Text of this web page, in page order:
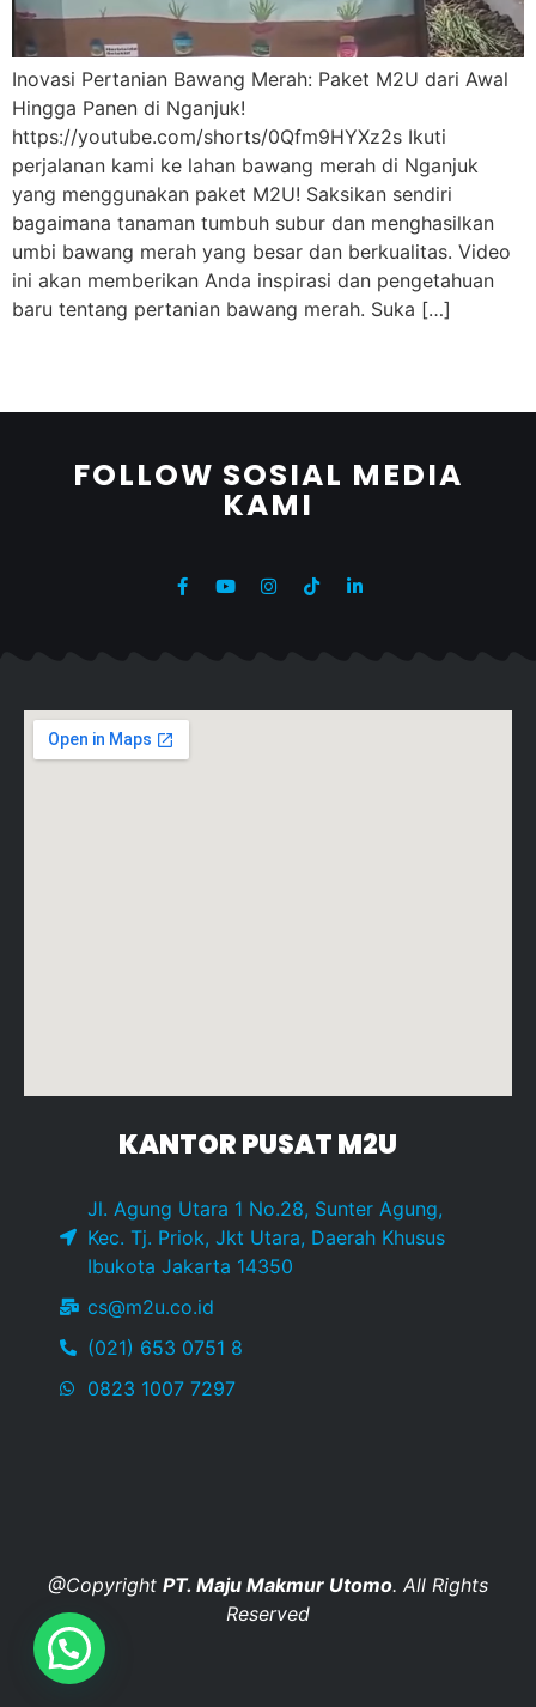
Inovasi Pertanian Bawang Merah: Paket M2U dari Awal
Hingga Panen di Nganjuk!
https://youtube.com/shorts/0Qfm9HYXz2s Ikuti
perjalanan kami ke lahan bawang merah di Nganjuk
yang menggunakan paket M2U! Saksikan sendiri
bagaimana tanaman tumbuh subur dan menghasilkan
umbi bawang merah yang besar dan berkualitas. Video
ini akan memberikan Anda inspirasi dan pengetahuan
baru tentang pertanian bawang merah. Suka […]
FOLLOW SOSIAL MEDIA
KAMI
KANTOR PUSAT M2U
Jl. Agung Utara 1 No.28, Sunter Agung,
Kec. Tj. Priok, Jkt Utara, Daerah Khusus
Ibukota Jakarta 14350
cs@m2u.co.id
(021) 653 0751 8
0823 1007 7297
@Copyright PT. Maju Makmur Utomo. All Rights
Reserved